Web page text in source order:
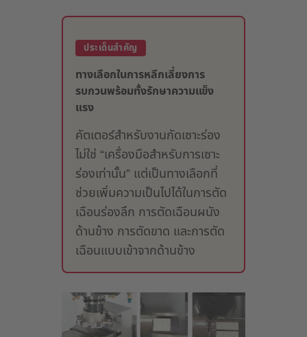
ประเด็นสำคัญ
ทางเลือกในการหลีกเลี่ยงการ
รบกวนพร้อมทั้งรักษาความแข็ง
แรง
คัตเตอร์สำหรับงานกัดเซาะร่อง
ไม่ใช่ “เครื่องมือสำหรับการเซาะ
ร่องเท่านั้น” แต่เป็นทางเลือกที่
ช่วยเพิ่มความเป็นไปได้ในการตัด
เฉือนร่องลึก การตัดเฉือนผนัง
ด้านข้าง การตัดขาด และการตัด
เฉือนแบบเข้าจากด้านข้าง